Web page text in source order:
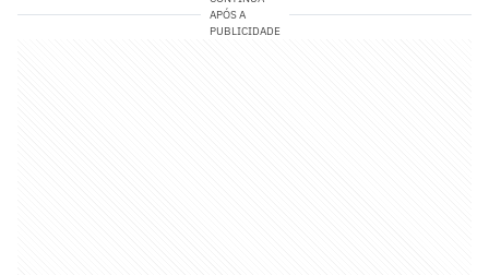
APÓS A
PUBLICIDADE